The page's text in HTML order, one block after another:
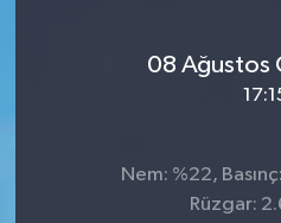
08 Ağustos
Nem: %22,
Rüzgar: